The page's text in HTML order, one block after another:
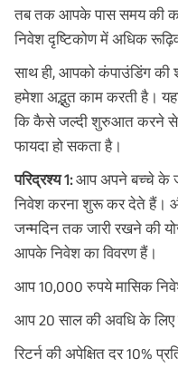
तब तक आपके पास समय की
निवेश दृष्टिकोण में अधिक
साथ ही, आपको कंपाउंडिंग की
हमेशा अद्भुत काम करती है।
कि कैसे जल्दी शुरुआत करने से
फायदा हो सकता है।
परिद्रश्य 1:आप अपने बच्चे के
निवेश करना शुरू कर देते हैं।
जन्मदिन तक जारी रखने की
आपके निवेश का विवरण हैं।
आप 10,000 रुपये मासिक
आप 20 साल की अवधि के लिए
रिटर्न की अपेक्षित दर 10%